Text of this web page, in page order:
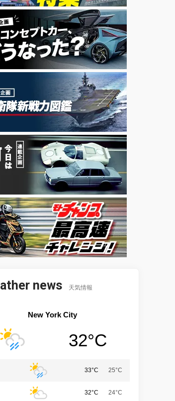
news 天気情報
New York City
32°C
33°C 25°C
32°C 24°C